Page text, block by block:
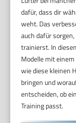
dafür, dass dir
weht. Das
auch dafür
trainierst. In
Modelle mit
wie diese kleinen
bringen und
entscheiden, ob
Training passt.